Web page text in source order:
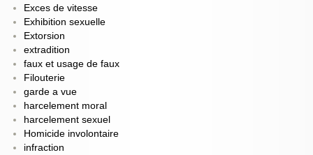
Exces de vitesse
Exhibition sexuelle
Extorsion
extradition
faux et usage de faux
Filouterie
garde a vue
harcelement moral
harcelement sexuel
Homicide involontaire
infraction